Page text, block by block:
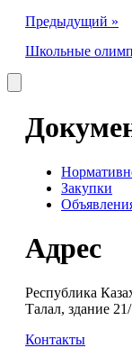
Предыдущий »
Школьные
Закупки
Адрес
Республика
Талал, здание 21/
Контакты